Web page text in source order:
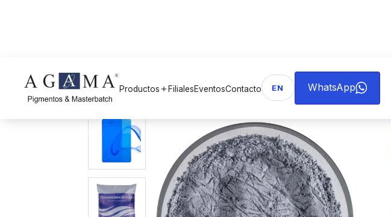
Productos add FilialesEventosContacto EN WhatsApp
arrow_back Volver a Pigmentos